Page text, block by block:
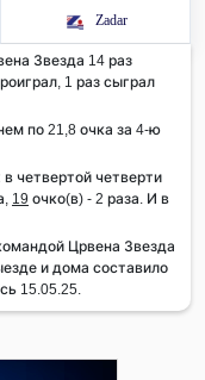
Zadar
Звезда 14 раз
1 раз сыграл
по 21,8 очка за 4-ю
четвертой четверти
19 очко(в) - 2 раза. И в
Црвена Звезда
и дома составило
15.05.25.